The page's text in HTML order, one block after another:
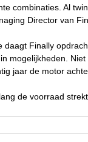
combinaties. Al
Director van
daagt Finally
mogelijkheden.
jaar de motor
de voorraad